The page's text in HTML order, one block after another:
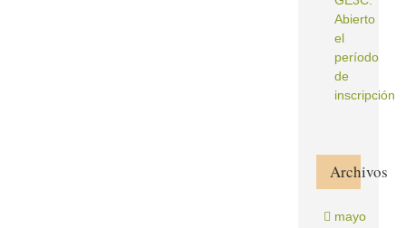
Abierto
el
período
de
inscripción
Archivos
mayo